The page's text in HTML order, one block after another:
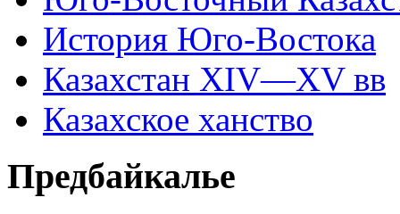
История Юго-Востока
Казахстан XIV—XV вв
Казахское ханство
Предбайкалье